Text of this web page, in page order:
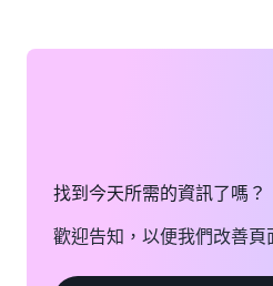
找到今天所需的資訊了嗎？
歡迎告知，以便我們改善頁